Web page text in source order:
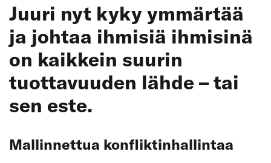
Juuri nyt kyky ymmärtää
ja johtaa ihmisiä ihmisinä
on kaikkein suurin
tuottavuuden lähde – tai
sen este.
Mallinnettua konfliktinhallintaa